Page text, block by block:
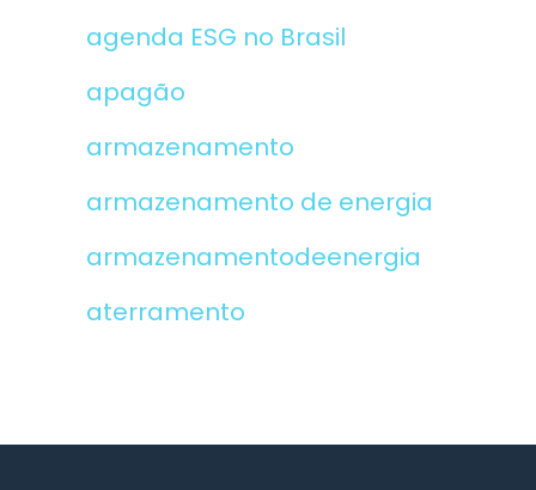
agenda ESG no Brasil
apagão
armazenamento
armazenamento de energia
armazenamentodeenergia
aterramento